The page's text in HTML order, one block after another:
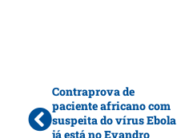
Contraprova de
paciente africano com
suspeita do vírus Ebola
já está no Evandro